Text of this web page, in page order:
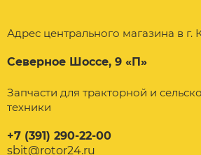
Адрес центрального магазина в г.
Северное Шоссе, 9 «П»
Запчасти для тракторной и
техники
+7 (391) 290-22-00
sbit@rotor24.ru